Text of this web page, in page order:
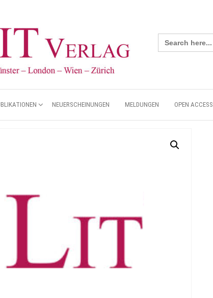
Search
for:
NEUERSCHEINUNGEN MELDUNGEN OPEN ACCESS